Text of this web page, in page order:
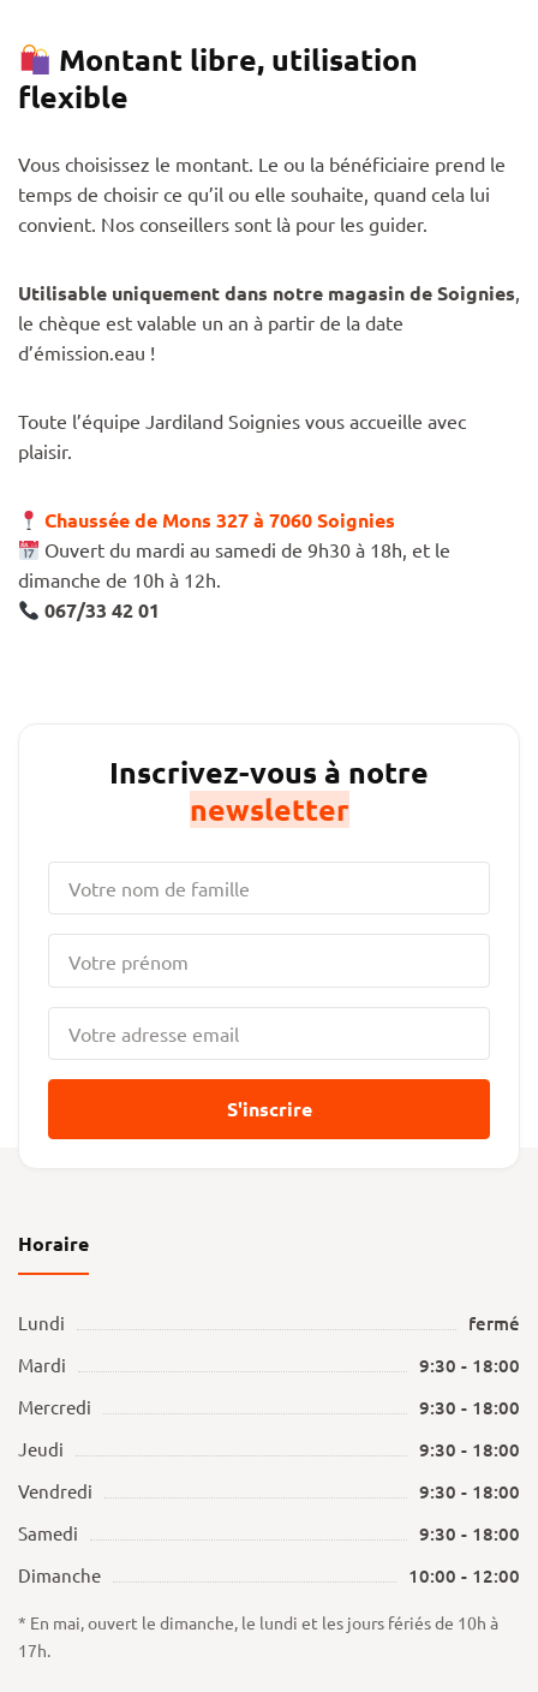
Montant libre, utilisation
flexible
Vous choisissez le montant. Le ou la bénéficiaire prend le
temps de choisir ce qu’il ou elle souhaite, quand cela lui
convient. Nos conseillers sont là pour les guider.
Utilisable uniquement dans notre magasin de Soignies,
le chèque est valable un an à partir de la date
d’émission.eau !
Toute l’équipe Jardiland Soignies vous accueille avec
plaisir.
Chaussée de Mons 327 à 7060 Soignies
Ouvert du mardi au samedi de 9h30 à 18h, et le
dimanche de 10h à 12h.
067/33 42 01
Inscrivez-vous à notre
newsletter
S'inscrire
Horaire
Lundi fermé
Mardi 9:30 - 18:00
Mercredi 9:30 - 18:00
Jeudi 9:30 - 18:00
Vendredi 9:30 - 18:00
Samedi 9:30 - 18:00
Dimanche 10:00 - 12:00
* En mai, ouvert le dimanche, le lundi et les jours fériés de 10h à
17h.